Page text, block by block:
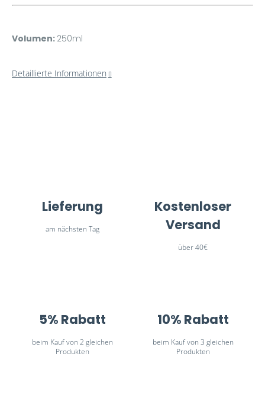
Volumen: 250ml
Detaillierte Informationen
Lieferung
am nächsten Tag
Kostenloser
Versand
über 40€
5% Rabatt
beim Kauf von 2 gleichen
Produkten
10% Rabatt
beim Kauf von 3 gleichen
Produkten